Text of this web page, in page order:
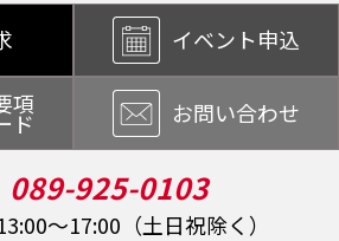
イベント申込
項
ド お問い合わせ
089-925-0103
～17:00（土日祝除く）